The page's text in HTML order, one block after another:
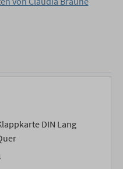
DIN Lang